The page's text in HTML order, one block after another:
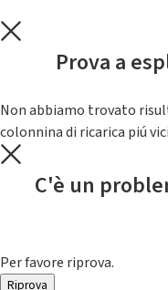
Prova a
Non abbiamo trovato
colonnina di ricarica piú
C'è un
Per favore riprova.
Riprova